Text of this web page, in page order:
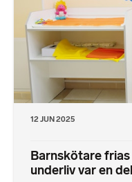
12 JUN 2025
Barnskötare
underliv var en